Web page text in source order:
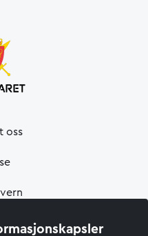
oss